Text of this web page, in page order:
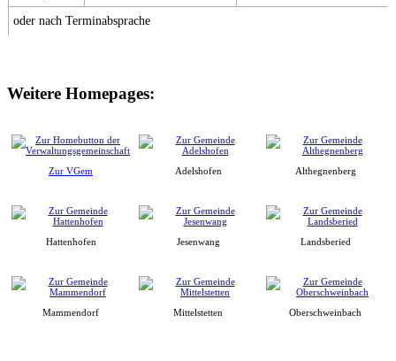
oder nach Terminabsprache
Weitere Homepages:
Zur VGem Adelshofen Althegnenberg
Hattenhofen Jesenwang Landsberied
Mammendorf Mittelstetten Oberschweinbach